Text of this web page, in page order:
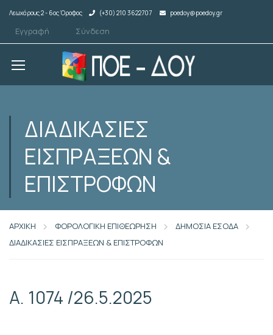
Λεωχάρους 2 - 6ος Όροφος (+30) 210 3622707 poedoy@poedoy.gr
Εγγραφή Σύνδεση
ΔΙΑΔΙΚΑΣΙΕΣ
ΕΙΣΠΡΑΞΕΩΝ &
ΕΠΙΣΤΡΟΦΩΝ
ΑΡΧΙΚΗ ΦΟΡΟΛΟΓΙΚΗ ΕΠΙΘΕΩΡΗΣΗ
ΔΗΜΟΣΙΑ ΕΣΟΔΑ
ΔΙΑΔΙΚΑΣΙΕΣ ΕΙΣΠΡΑΞΕΩΝ & ΕΠΙΣΤΡΟΦΩΝ
Α. 1074 /26.5.2025